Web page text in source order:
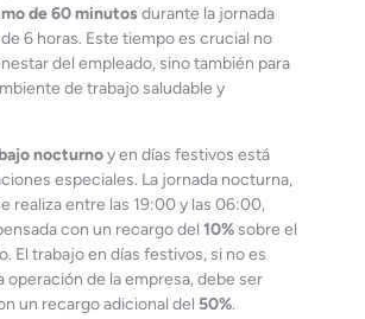
de 60 minutos durante la jornada
6 horas. Este tiempo es crucial no
del empleado, sino también para
de trabajo saludable y
nocturnoy en días festivos está
especiales. La jornada nocturna,
realiza entre las 19:00 y las 06:00,
con un recargo del 10% sobre el
El trabajo en días festivos, si no es
operación de la empresa, debe ser
un recargo adicional del 50%.